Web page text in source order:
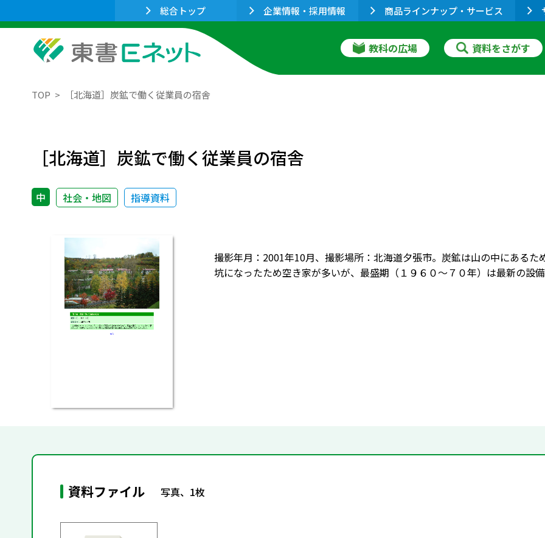
総合トップ 企業情報・採用情報 商品ラインナップ・サービス
教科の広場 資料をさがす
TOP ［北海道］炭鉱で働く従業員の宿舎
［北海道］炭鉱で働く従業員の宿舎
中 社会・地図 指導資料
撮影年月：2001年10月、撮影場所：北海道夕張市。炭鉱は山の中にある
坑になったため空き家が多いが、最盛期（１９６０～７０年）は最新の設
資料ファイル 写真、1枚